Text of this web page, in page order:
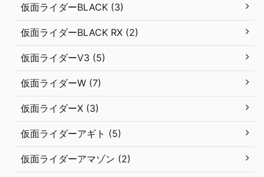
仮面ライダーBLACK (3)
仮面ライダーBLACK RX (2)
仮面ライダーV3 (5)
仮面ライダーW (7)
仮面ライダーX (3)
仮面ライダーアギト (5)
仮面ライダーアマゾン (2)